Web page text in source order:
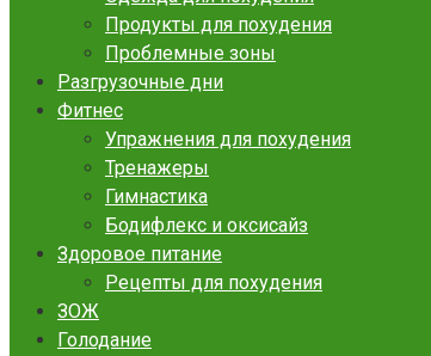
Продукты для похудения
Проблемные зоны
Разгрузочные дни
Фитнес
Упражнения для похудения
Тренажеры
Гимнастика
Бодифлекс и оксисайз
Здоровое питание
Рецепты для похудения
ЗОЖ
Голодание